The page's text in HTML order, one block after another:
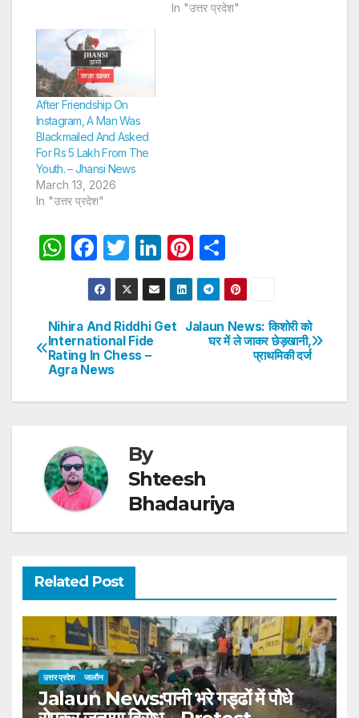
In "उत्तर प्रदेश"
After Friendship On
Instagram, A Man Was
Blackmailed And Asked
For Rs 5 Lakh From The
Youth. – Jhansi News
March 13, 2026
In "उत्तर प्रदेश"
W
s
A
p
p
F
a
c
e
b
o
o
T
w
itt
er
Li
n
k
e
Pi
nt
er
e
st
h
ar
e
Post
navigation
Jalaun News: किशोरी को
घर में ले जाकर छेड़खानी,
प्राथमिकी दर्ज
Nihira And Riddhi Get
International Fide
Rating In Chess –
Agra News
By
Shteesh
Bhadauriya
Related Post
उत्तर प्रदेश जालौन
Jalaun News:पानी भरे गड्ढों में पौधे